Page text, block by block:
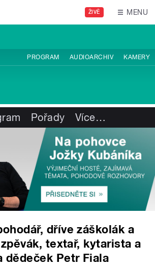
ŽIVĚ MENU
PROGRAM AUDIOARCHIV KAMERY
Pořady Více…
dříve záškolák a
textař, kytarista a
dědeček Petr Fiala